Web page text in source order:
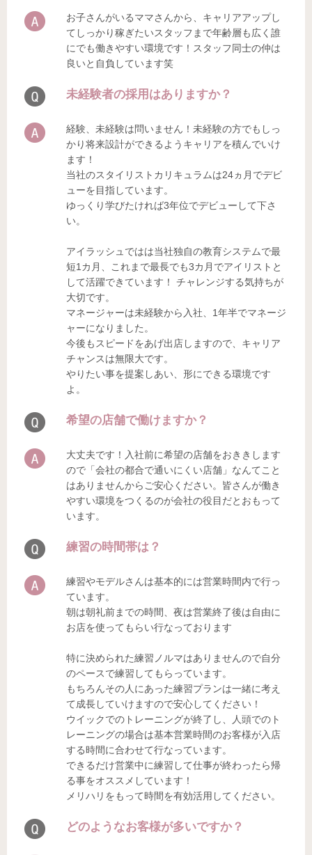
お子さんがいるママさんから、キャリアアップし
てしっかり稼ぎたいスタッフまで年齢層も広く誰
にでも働きやすい環境です！スタッフ同士の仲は
良いと自負しています笑
未経験者の採用はありますか？
経験、未経験は問いません！未経験の方でもしっ
かり将来設計ができるようキャリアを積んでいけ
ます！
当社のスタイリストカリキュラムは24ヵ月でデビ
ューを目指しています。
ゆっくり学びたければ3年位でデビューして下さ
い。
アイラッシュではは当社独自の教育システムで最
短1カ月、これまで最長でも3カ月でアイリストと
して活躍できています！ チャレンジする気持ちが
大切です。
マネージャーは未経験から入社、1年半でマネージ
ャーになりました。
今後もスピードをあげ出店しますので、キャリア
チャンスは無限大です。
やりたい事を提案しあい、形にできる環境です
よ。
希望の店舗で働けますか？
大丈夫です！入社前に希望の店舗をおききします
ので「会社の都合で通いにくい店舗」なんてこと
はありませんからご安心ください。皆さんが働き
やすい環境をつくるのが会社の役目だとおもって
います。
練習の時間帯は？
練習やモデルさんは基本的には営業時間内で行っ
ています。
朝は朝礼前までの時間、夜は営業終了後は自由に
お店を使ってもらい行なっております
特に決められた練習ノルマはありませんので自分
のペースで練習してもらっています。
もちろんその人にあった練習プランは一緒に考え
て成長していけますので安心してください！
ウイックでのトレーニングが終了し、人頭でのト
レーニングの場合は基本営業時間のお客様が入店
する時間に合わせて行なっています。
できるだけ営業中に練習して仕事が終わったら帰
る事をオススメしています！
メリハリをもって時間を有効活用してください。
どのようなお客様が多いですか？